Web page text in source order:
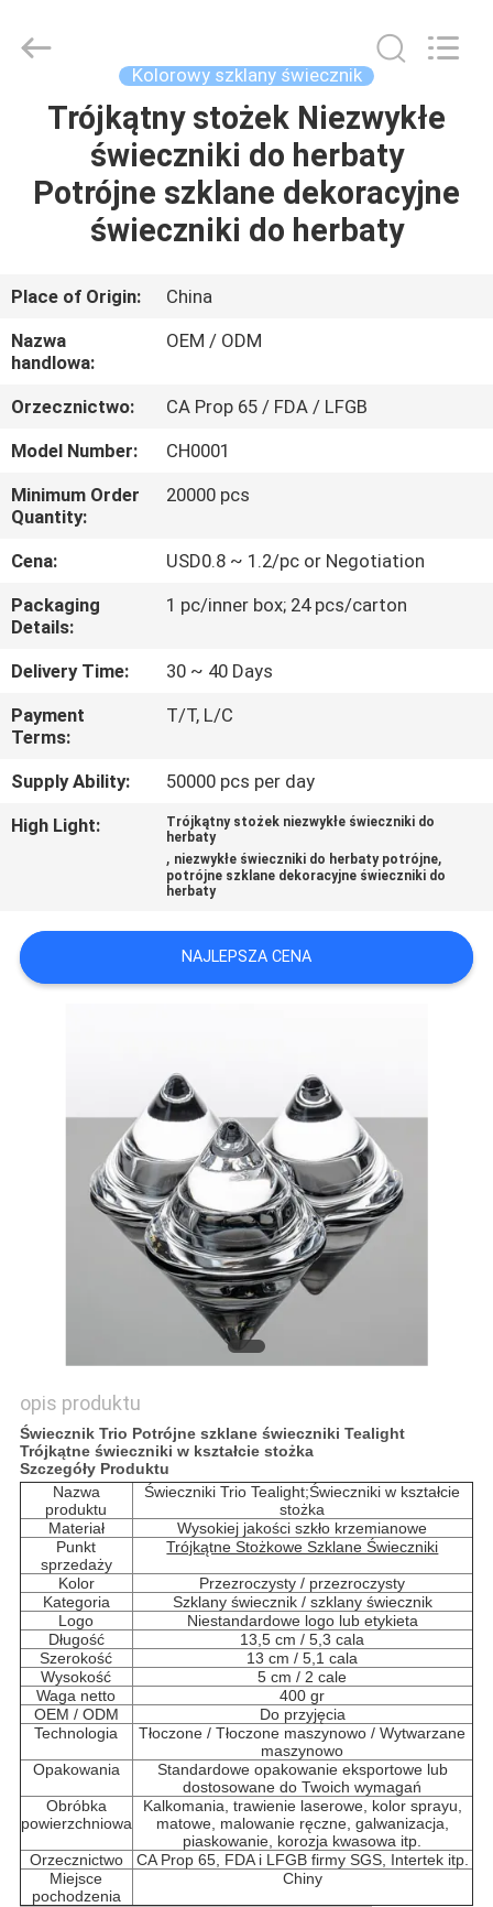
DOM
PRODUKTY
O
NAS
WYCIECZKA
FABRYCE
JAKOŚCI
SKONTAKTUJ
SIĘ
NAMI
SITEMAP
PRODUCTS
Kolorowy szklany świecznik
Trójkątny stożek Niezwykłe
świeczniki do herbaty
Potrójne szklane dekoracyjne
świeczniki do herbaty
Place of Origin:
China
Nazwa
handlowa:
OEM / ODM
Orzecznictwo:
CA Prop 65 / FDA / LFGB
Model Number:
CH0001
Minimum Order
Quantity:
20000 pcs
Cena:
USD0.8 ~ 1.2/pc or Negotiation
Packaging
Details:
1 pc/inner box; 24 pcs/carton
Delivery Time:
30 ~ 40 Days
Payment
Terms:
T/T, L/C
Supply Ability:
50000 pcs per day
High Light:
Trójkątny stożek niezwykłe świeczniki do
herbaty
, niezwykłe świeczniki do herbaty potrójne,
potrójne szklane dekoracyjne świeczniki do
herbaty
NAJLEPSZA CENA
opis produktu
Świecznik Trio Potrójne szklane świeczniki Tealight
Trójkątne świeczniki w kształcie stożka
Szczegóły Produktu
Nazwa
produktu
Świeczniki Trio Tealight;Świeczniki w kształcie
stożka
Materiał
Wysokiej jakości szkło krzemianowe
Punkt
sprzedaży
Trójkątne Stożkowe Szklane Świeczniki
Kolor
Przezroczysty / przezroczysty
Kategoria
Szklany świecznik / szklany świecznik
Logo
Niestandardowe logo lub etykieta
Długość
13,5 cm / 5,3 cala
Szerokość
13 cm / 5,1 cala
Wysokość
5 cm / 2 cale
Waga netto
400 gr
OEM / ODM
Do przyjęcia
Technologia
Tłoczone / Tłoczone maszynowo / Wytwarzane
maszynowo
Opakowania
Standardowe opakowanie eksportowe lub
dostosowane do Twoich wymagań
Obróbka
powierzchniowa
Kalkomania, trawienie laserowe, kolor sprayu,
matowe, malowanie ręczne, galwanizacja,
piaskowanie, korozja kwasowa itp.
Orzecznictwo
CA Prop 65, FDA i LFGB firmy SGS, Intertek itp.
Miejsce
pochodzenia
Chiny